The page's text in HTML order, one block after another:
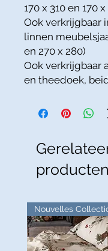
170 x 310 en 170
Ook verkrijgbaar
linnen
en 270 x 280)
Ook verkrijgbaar
en theedoek,
producten